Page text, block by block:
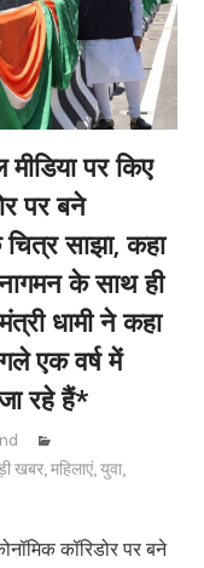
पर किए
पर बने
साझा, कहा
के साथ ही
धामी ने कहा
एक वर्ष में
रहे हैं*
खबर,महिलाएं,युवा,
कॉरिडोर पर बने